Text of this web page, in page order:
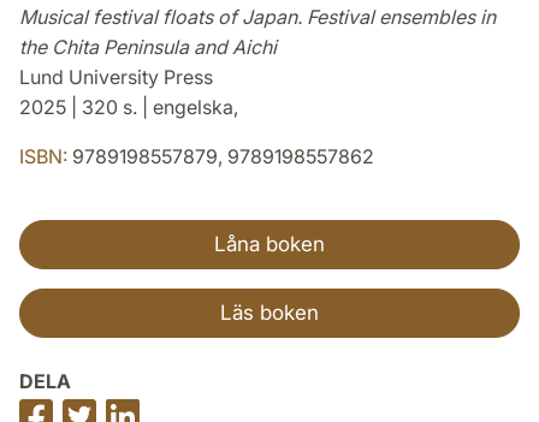
Musical festival floats of Japan. Festival ensembles in
the Chita Peninsula and Aichi
Lund University Press
2025 | 320 s. | engelska,
ISBN: 9789198557879, 9789198557862
Låna boken
Läs boken
DELA
Dela Dela